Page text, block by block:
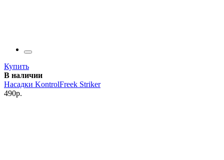
Купить
В наличии
Насадки KontrolFreek Striker
490р.